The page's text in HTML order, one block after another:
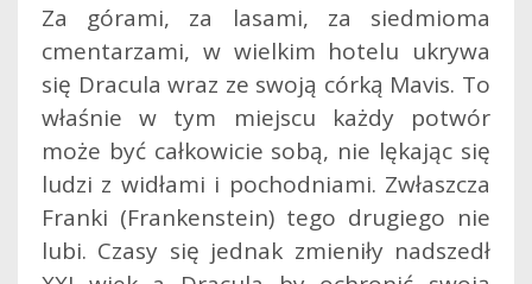
Za górami, za lasami, za siedmioma
cmentarzami, w wielkim hotelu ukrywa
się Dracula wraz ze swoją córką Mavis. To
właśnie w tym miejscu każdy potwór
może być całkowicie sobą, nie lękając się
ludzi z widłami i pochodniami. Zwłaszcza
Franki (Frankenstein) tego drugiego nie
lubi. Czasy się jednak zmieniły nadszedł